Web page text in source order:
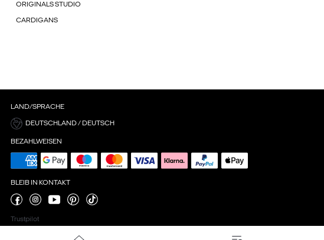
ORIGINALS STUDIO
CARDIGANS
LAND/SPRACHE
DEUTSCHLAND / DEUTSCH
BEZAHLWEISEN
BLEIB IN KONTAKT
Trustpilot